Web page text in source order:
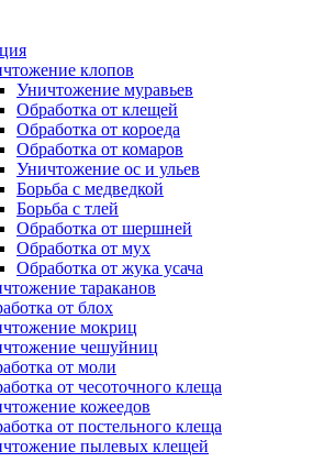
клопов
Уничтожение муравьев
Обработка от клещей
Обработка от короеда
Обработка от комаров
Уничтожение ос и ульев
Борьба с медведкой
Борьба с тлей
Обработка от шершней
Обработка от мух
Обработка от жука усача
тараканов
от блох
мокриц
чешуйниц
от моли
от чесоточного клеща
кожеедов
от постельного клеща
пылевых клещей